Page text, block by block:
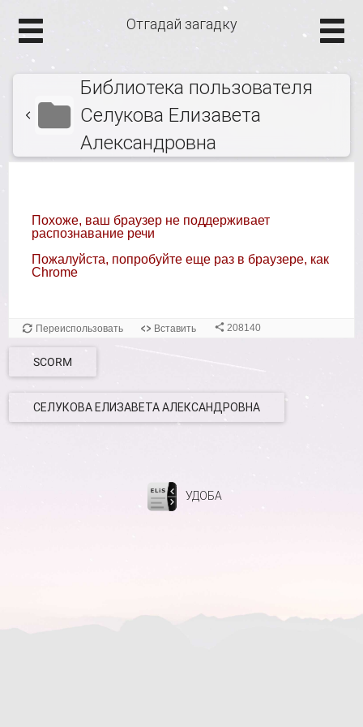
Отгадай загадку
Библиотека пользователя
Селукова Елизавета
Александровна
SCORM
СЕЛУКОВА ЕЛИЗАВЕТА АЛЕКСАНДРОВНА
УДОБА